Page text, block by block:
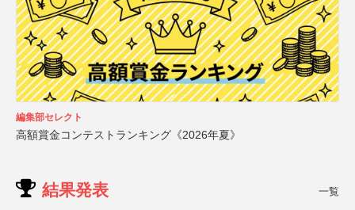
編集部セレクト
高額賞金コンテストランキング《2026年夏》
結果発表 一覧